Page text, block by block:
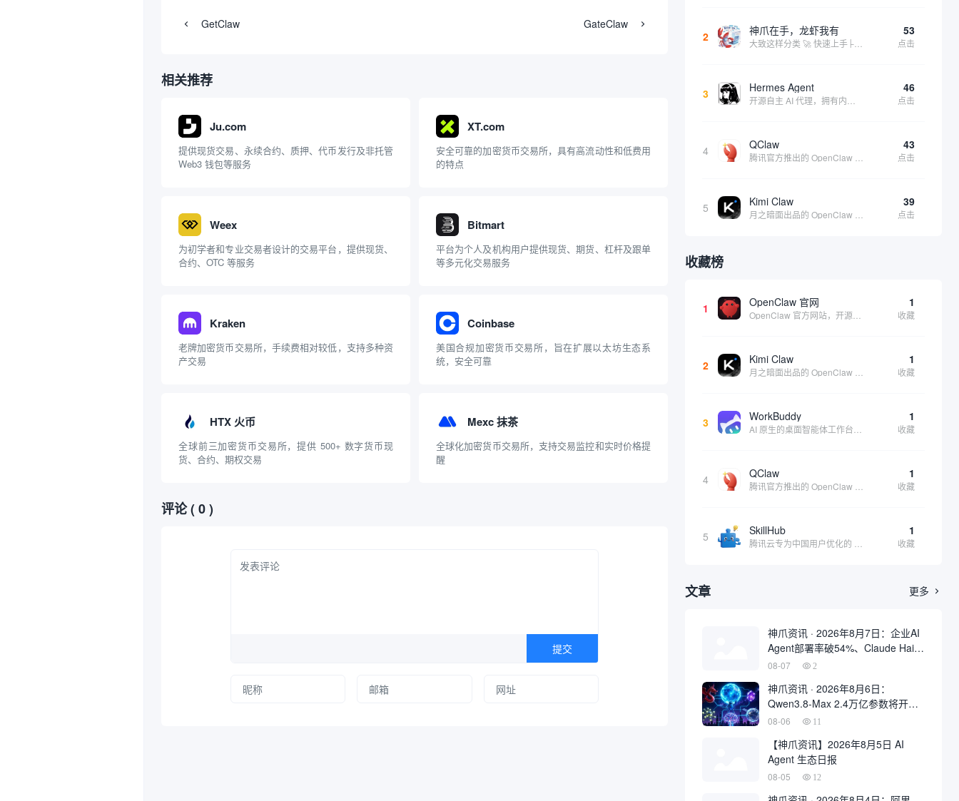
GetClaw GateClaw
相关推荐
Ju.com
提供现货交易、永续合约、质押、代币发行及非托管
Web3 钱包等服务
XT.com
安全可靠的加密货币交易所，具有高流动性和低费用
的特点
Weex
为初学者和专业交易者设计的交易平台，提供现货、
合约、OTC 等服务
Bitmart
平台为个人及机构用户提供现货、期货、杠杆及跟单
等多元化交易服务
Kraken
老牌加密货币交易所，手续费相对较低，支持多种资
产交易
Coinbase
美国合规加密货币交易所，旨在扩展以太坊生态系
统，安全可靠
HTX 火币
全球前三加密货币交易所，提供 500+ 数字货币现
货、合约、期权交易
Mexc 抹茶
全球化加密货币交易所，支持交易监控和实时价格提
醒
评论( 0 )
2 神爪在手，龙虾我有 53
点击
3 Hermes Agent 46
点击
4 QClaw 43
点击
5 Kimi Claw 39
点击
收藏榜
1 OpenClaw 官网 1
收藏
2 Kimi Claw 1
收藏
3 WorkBuddy 1
收藏
4 QClaw 1
收藏
5 SkillHub 1
收藏
文章 更多 
神爪资讯 · 2026年8月7日：企业AI
Agent部署率破54%、Claude Haiku
4.5性能比肩GPT-5
08-07 2
神爪资讯 · 2026年8月6日：
Qwen3.8-Max 2.4万亿参数将开
源、Kimi K3 权重开放、Gemma 4
08-06 11
【神爪资讯】2026年8月5日 AI
Agent 生态日报
08-05 12